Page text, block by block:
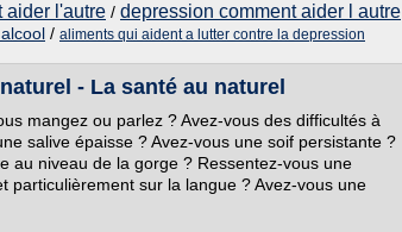
aider l'autre / depression comment aider l autre
/ aliments qui aident a lutter contre la depression
- La santé au naturel
mangez ou parlez ? Avez-vous des difficultés à
salive épaisse ? Avez-vous une soif persistante ?
au niveau de la gorge ? Ressentez-vous une
particulièrement sur la langue ? Avez-vous une